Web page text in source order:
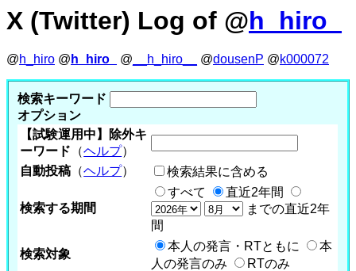
X (Twitter) Log of @h_hiro_
@h_hiro @ h_hiro_ @ __h_hiro__ @dousenP @k000072
検索キーワード
オプション
【試験運用中】除外キ
ーワード （ヘルプ）
自動投稿 （ヘルプ） 検索結果に含める
検索する期間
すべて
直近2年間
までの直近2年
間
検索対象
本人の発言・RTともに
本
人の発言のみ
RTのみ